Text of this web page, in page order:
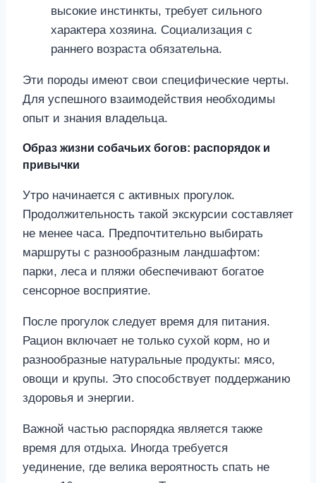
высокие инстинкты, требует сильного
характера хозяина. Социализация с
раннего возраста обязательна.
Эти породы имеют свои специфические черты.
Для успешного взаимодействия необходимы
опыт и знания владельца.
Образ жизни собачьих богов: распорядок и
привычки
Утро начинается с активных прогулок.
Продолжительность такой экскурсии составляет
не менее часа. Предпочтительно выбирать
маршруты с разнообразным ландшафтом:
парки, леса и пляжи обеспечивают богатое
сенсорное восприятие.
После прогулок следует время для питания.
Рацион включает не только сухой корм, но и
разнообразные натуральные продукты: мясо,
овощи и крупы. Это способствует поддержанию
здоровья и энергии.
Важной частью распорядка является также
время для отдыха. Иногда требуется
уединение, где велика вероятность спать не